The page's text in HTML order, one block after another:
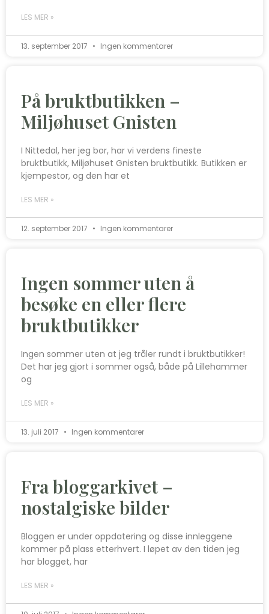
LES MER »
13. september 2017 Ingen kommentarer
På bruktbutikken –
Miljøhuset Gnisten
I Nittedal, her jeg bor, har vi verdens fineste
bruktbutikk, Miljøhuset Gnisten bruktbutikk. Butikken er
kjempestor, og den har et
LES MER »
12. september 2017 Ingen kommentarer
Ingen sommer uten å
besøke en eller flere
bruktbutikker
Ingen sommer uten at jeg tråler rundt i bruktbutikker!
Det har jeg gjort i sommer også, både på Lillehammer
og
LES MER »
13. juli 2017 Ingen kommentarer
Fra bloggarkivet –
nostalgiske bilder
Bloggen er under oppdatering og disse innleggene
kommer på plass etterhvert. I løpet av den tiden jeg
har blogget, har
LES MER »